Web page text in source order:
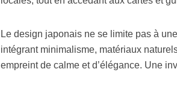
Le design japonais ne se limite pas à
intégrant minimalisme, matériaux
empreint de calme et d’élégance. Une